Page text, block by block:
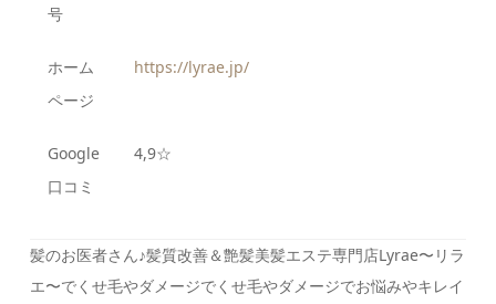
号
ホーム
ページ
https://lyrae.jp/
Google
口コミ
4,9☆
髪のお医者さん♪髪質改善＆艶髪美髪エステ専門店Lyrae〜リラ
エ〜でくせ毛やダメージでくせ毛やダメージでお悩みやキレイ